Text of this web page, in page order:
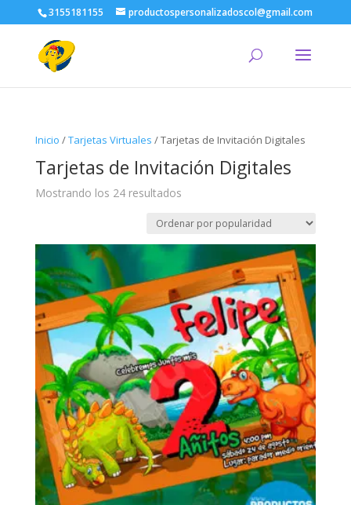
3155181155 productospersonalizadoscol@gmail.com
Inicio /Tarjetas Virtuales / Tarjetas de Invitación Digitales
Tarjetas de Invitación Digitales
Mostrando los 24 resultadosOrdenado
popularidad